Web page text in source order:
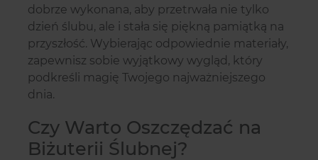
dobrze wykonana, aby przetrwała nie tylko
dzień ślubu, ale i stała się piękną pamiątką na
przyszłość. Wybierając odpowiednie materiały,
zapewnisz sobie wyjątkowy wygląd, który
podkreśli magię Twojego najważniejszego
dnia.
Czy Warto Oszczędzać na
Biżuterii Ślubnej?